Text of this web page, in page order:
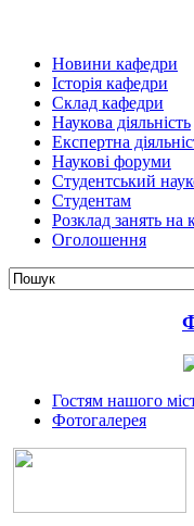
Новини кафедри
Історія кафедри
Склад кафедри
Наукова діяльність
Експертна
Наукові форуми
Студентський
Студентам
Розклад занять на
Оголошення
Гостям нашого
Фотогалерея